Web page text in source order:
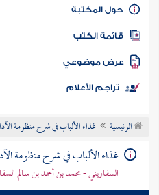
كتاب الأمة
المكتبة
الكتب
موضوعي
تراجم الأعلام
الرئيسية غذاء الألباب في شرح منظومة
غذاء الألباب في شرح منظومة
السفاريني - محمد بن أحمد بن سالم